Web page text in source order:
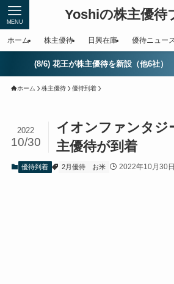
Yoshiの株主優待
MENU
ホーム 株主優待 日興在庫 優待ニュー
(8/6) 花王が株主優待を新設（他6社）
ホーム 株主優待 優待到着
イオンファンタジ
主優待が到着
2022
10/30
優待到着 2月優待 お米 2022年10月30日